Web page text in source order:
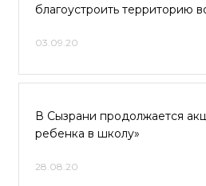
благоустроить территорию
03.09.20
В Сызрани продолжается
ребенка в школу»
28.08.20